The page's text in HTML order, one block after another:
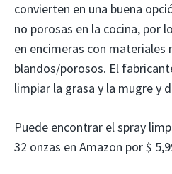
convierten en una buena
no porosas en la cocina, por
en encimeras con materiales
blandos/porosos. El
limpiar la grasa y la mugre y
Puede encontrar el spray
32 onzas en Amazon por $